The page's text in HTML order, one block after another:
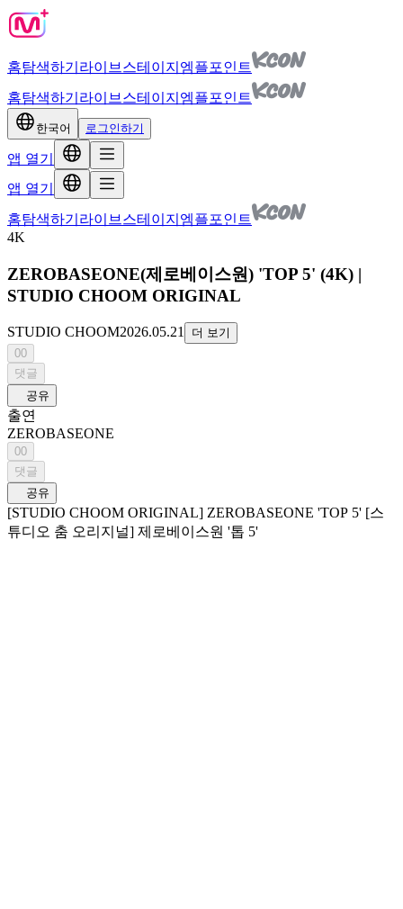
홈탐색하기 라이브 스테이지 엠플포인트
홈탐색하기 라이브 스테이지 엠플포인트
한국어 로그인하기
앱 열기
앱 열기
홈탐색하기 라이브 스테이지 엠플포인트
4K
ZEROBASEONE(제로베이스원) 'TOP 5' (4K) |
STUDIO CHOOM ORIGINAL
STUDIO CHOOM2026.05.21
더 보기
00
댓글
공유
출연
ZEROBASEONE
00
댓글
공유
[STUDIO CHOOM ORIGINAL] ZEROBASEONE 'TOP 5' [스
튜디오 춤 오리지널] 제로베이스원 '톱 5'